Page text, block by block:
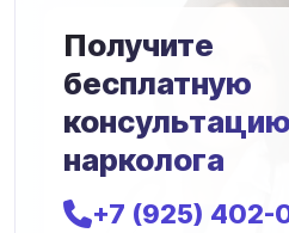
Получите
бесплатную
консультацию
нарколога
+7 (925) 402-